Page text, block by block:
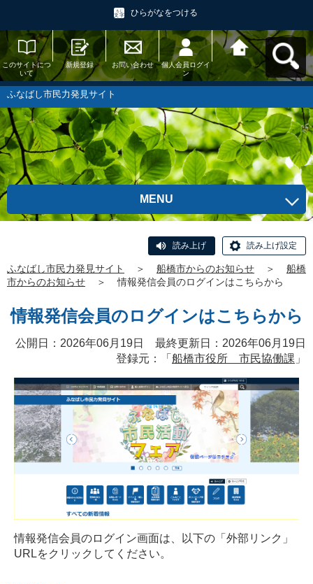
ひらがなをつける
このサイトにつ
いて
新規登録 お問い合わせ
個人会員ログイ
ン
ふなばし市民力
発見サイトへ戻
る
ふなばし市民力発見サイト
MENU
読み上げ 読み上げ設定
ふなばし市民力発見サイト ＞ 船橋市からのお知らせ ＞
船橋
市からのお知らせ
＞ 情報発信会員のログインはこちらから
情報発信会員のログインはこちらから
公開日：2026年06月19日 最終更新日：2026年06月19日
登録元：「 船橋市役所 市民協働課 」
情報発信会員のログイン画面は、以下の「外部リンク」
URLをクリックしてください。